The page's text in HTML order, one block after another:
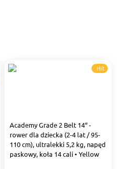
Hit
Academy Grade 2 Belt 14“ -
rower dla dziecka (2-4 lat / 95-
110 cm), ultralekki 5,2 kg, napęd
paskowy, koła 14 cali • Yellow